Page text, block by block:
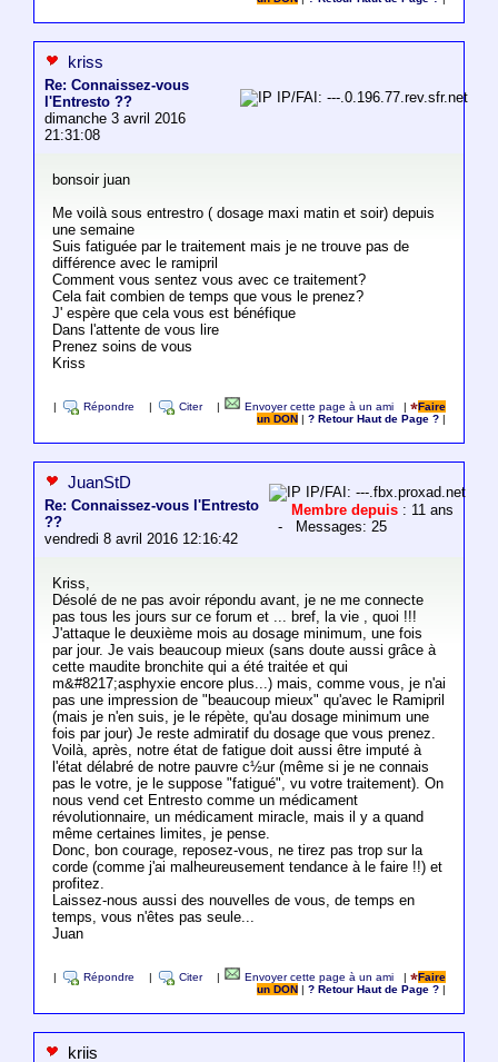
kriss
Re: Connaissez-vous
l'Entresto ??
dimanche 3 avril 2016
21:31:08
IP/FAI: ---.0.196.77.rev.sfr.net
bonsoir juan
Me voilà sous entrestro ( dosage maxi matin et soir) depuis
une semaine
Suis fatiguée par le traitement mais je ne trouve pas de
différence avec le ramipril
Comment vous sentez vous avec ce traitement?
Cela fait combien de temps que vous le prenez?
J' espère que cela vous est bénéfique
Dans l'attente de vous lire
Prenez soins de vous
Kriss
Répondre Citer Envoyer cette page à un ami |
Faire
un DON
|? Retour Haut de Page ?
JuanStD
Re: Connaissez-vous l'Entresto
??
vendredi 8 avril 2016 12:16:42
IP/FAI: ---.fbx.proxad.net
Membre depuis : 11 ans
- Messages: 25
Kriss,
Désolé de ne pas avoir répondu avant, je ne me connecte
pas tous les jours sur ce forum et ... bref, la vie , quoi !!!
J'attaque le deuxième mois au dosage minimum, une fois
par jour. Je vais beaucoup mieux (sans doute aussi grâce à
cette maudite bronchite qui a été traitée et qui
m&#8217;asphyxie encore plus...) mais, comme vous, je n'ai
pas une impression de "beaucoup mieux" qu'avec le Ramipril
(mais je n'en suis, je le répète, qu'au dosage minimum une
fois par jour) Je reste admiratif du dosage que vous prenez.
Voilà, après, notre état de fatigue doit aussi être imputé à
l'état délabré de notre pauvre c½ur (même si je ne connais
pas le votre, je le suppose "fatigué", vu votre traitement). On
nous vend cet Entresto comme un médicament
révolutionnaire, un médicament miracle, mais il y a quand
même certaines limites, je pense.
Donc, bon courage, reposez-vous, ne tirez pas trop sur la
corde (comme j'ai malheureusement tendance à le faire !!) et
profitez.
Laissez-nous aussi des nouvelles de vous, de temps en
temps, vous n'êtes pas seule...
Juan
Répondre Citer Envoyer cette page à un ami |
Faire
un DON
|? Retour Haut de Page ?
kriis